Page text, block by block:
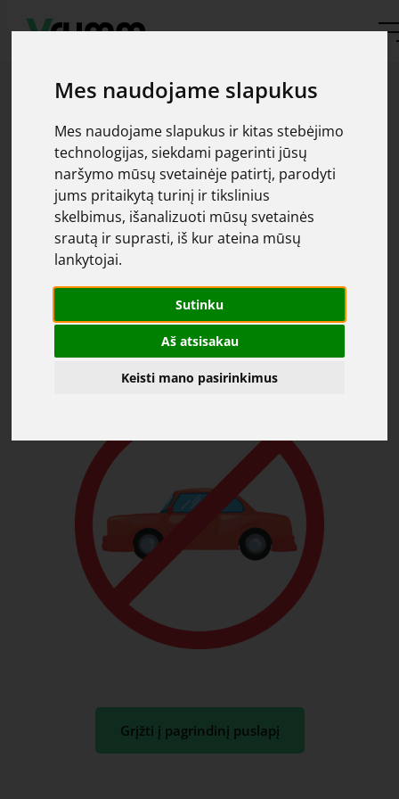
Mes naudojame slapukus
Mes naudojame slapukus ir kitas stebėjimo
technologijas, siekdami pagerinti jūsų
naršymo mūsų svetainėje patirtį, parodyti
jums pritaikytą turinį ir tikslinius
skelbimus, išanalizuoti mūsų svetainės
srautą ir suprasti, iš kur ateina mūsų
lankytojai.
Sutinku
Aš atsisakau
Keisti mano pasirinkimus
Oops, automobilis
nerastas
Apgailestaujame, tačiau jūsų ieškomas automobilis
parduotas. Daugiau pasiūlymų galite rastičia
Grįžti į pagrindinį puslapį